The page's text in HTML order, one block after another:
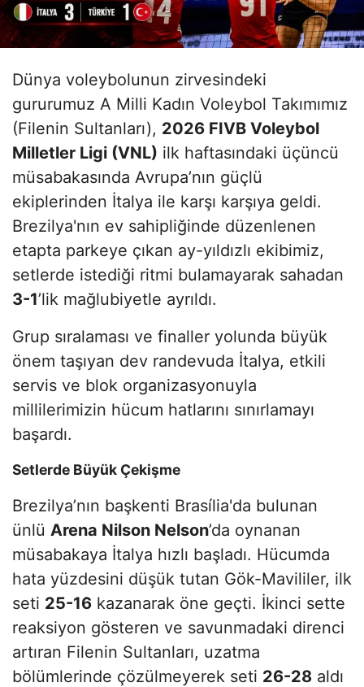
Dünya voleybolunun zirvesindeki
gururumuz A Milli Kadın Voleybol Takımımız
(Filenin Sultanları), 2026 FIVB Voleybol
Milletler Ligi (VNL) ilk haftasındaki üçüncü
müsabakasında Avrupa’nın güçlü
ekiplerinden İtalya ile karşı karşıya geldi.
Brezilya'nın ev sahipliğinde düzenlenen
etapta parkeye çıkan ay-yıldızlı ekibimiz,
setlerde istediği ritmi bulamayarak sahadan
3-1’lik mağlubiyetle ayrıldı.
Grup sıralaması ve finaller yolunda büyük
önem taşıyan dev randevuda İtalya, etkili
servis ve blok organizasyonuyla
millilerimizin hücum hatlarını sınırlamayı
başardı.
Setlerde Büyük Çekişme
Brezilya’nın başkenti Brasília'da bulunan
ünlü Arena Nilson Nelson’da oynanan
müsabakaya İtalya hızlı başladı. Hücumda
hata yüzdesini düşük tutan Gök-Mavililer, ilk
seti 25-16 kazanarak öne geçti. İkinci sette
reaksiyon gösteren ve savunmadaki direnci
artıran Filenin Sultanları, uzatma
bölümlerinde çözülmeyerek seti 26-28 aldı